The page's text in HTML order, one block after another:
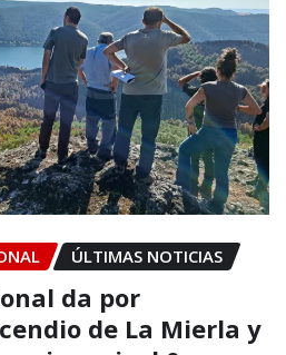
ÚLTIMAS NOTICIAS
da por
de La Mierla y